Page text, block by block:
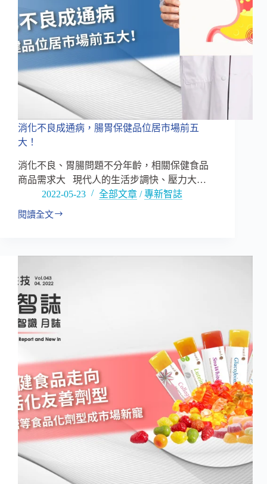
紅
麴
新
型
保
健，
商
機
無
消化不良成通病，腸胃保健品位居市場前五
大！
消化不良、胃腸問題不分年齡，相關保健食品
商品需求大 現代人的生活步調快、壓力大…
2022-05-23
全部文章 /專新智誌
閱讀全文
消
良
通
病，
腸
胃
保
健
居
市
場
前
五
大！